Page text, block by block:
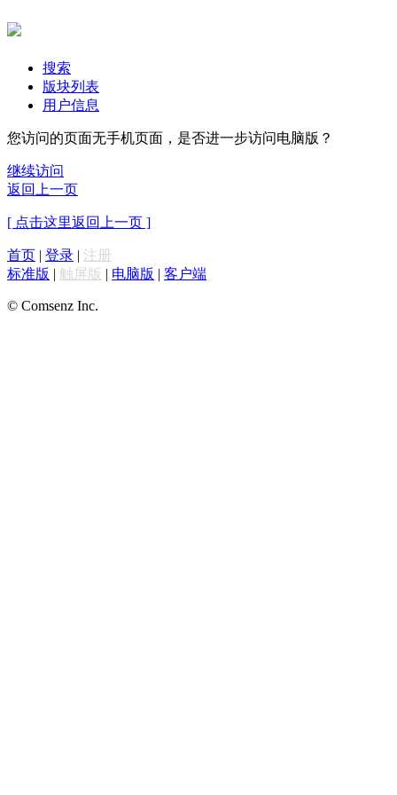
搜索
版块列表
用户信息
您访问的页面无手机页面，是否进一步访问电脑版？
继续访问
返回上一页
[ 点击这里返回上一页 ]
首页 | 登录 | 注册
标准版 | 触屏版 | 电脑版 | 客户端
© Comsenz Inc.